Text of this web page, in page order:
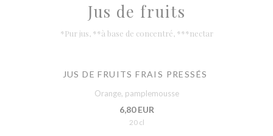
Jus de fruits
*Pur jus, **à base de concentré, ***nectar
JUS DE FRUITS FRAIS PRESSÉS
Orange, pamplemousse
6,80 EUR
20 cl